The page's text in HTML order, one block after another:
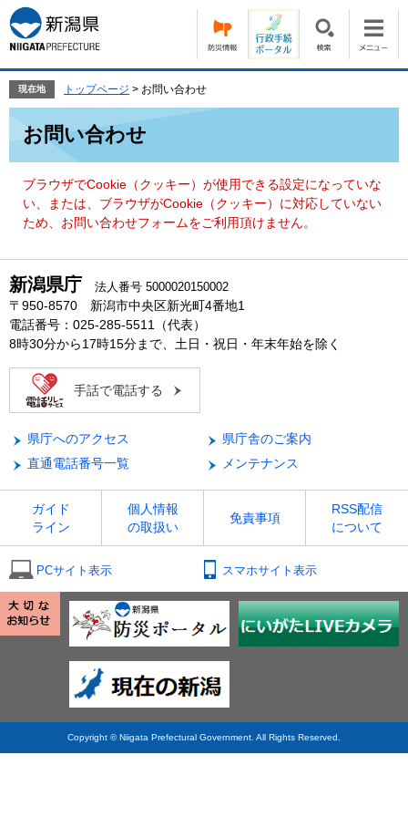
ー
ジ
の
頭
す。
ニ
ュ
ー
飛
て
現在地 トップページ > お問い合わせ
お問い合わせ
ブラウザでCookie（クッキー）が使用できる設定になっていな
い、または、ブラウザがCookie（クッキー）に対応していない
ため、お問い合わせフォームをご利用頂けません。
新潟県庁 法人番号 5000020150002
〒950-8570 新潟市中央区新光町4番地1
電話番号：025-285-5511（代表）
8時30分から17時15分まで、土日・祝日・年末年始を除く
手話で電話する
県庁へのアクセス
県庁舎のご案内
直通電話番号一覧
メンテナンス
ガイド
ライン
個人情報
の取扱い
免責事項
RSS配信
について
PCサイト表示 スマホサイト表示
Copyright © Niigata Prefectural Government. All Rights Reserved.